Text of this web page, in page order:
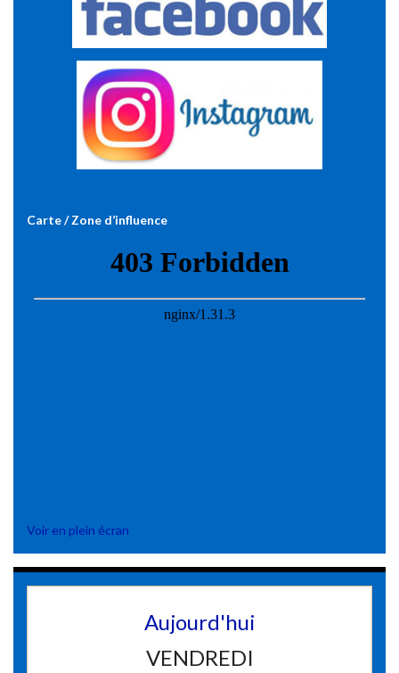
Carte / Zone d’influence
Voir en plein écran
Aujourd'hui
VENDREDI